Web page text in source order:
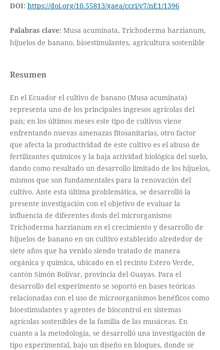
DOI: https://doi.org/10.55813/gaea/ccri/v7/nE1/1396
Palabras clave: Musa acuminata, Trichoderma harzianum,
hijuelos de banano, bioestimulantes, agricultura sostenible
Resumen
En el Ecuador el cultivo de banano (Musa acuminata)
representa uno de los principales ingresos agrícolas del
país; en los últimos meses este tipo de cultivos viene
enfrentando nuevas amenazas fitosanitarias, otro factor
que afecta la productividad de este cultivo es el abuso de
fertilizantes químicos y la baja actividad biológica del suelo,
dando como resultado un desarrollo limitado de los hijuelos,
mismos que son fundamentales para la renovación del
cultivo. Ante esta última problemática, se desarrolló la
presente investigación con el objetivo de evaluar la
influencia de diferentes dosis del microrganismo
Trichoderma harzianum en el crecimiento y desarrollo de
hijuelos de banano en un cultivo establecido alrededor de
siete años que ha venido siendo tratado de manera
orgánica y química, ubicado en el recinto Estero Verde,
cantón Simón Bolívar, provincia del Guayas. Para el
desarrollo del experimento se soportó en bases teóricas
relacionadas con el uso de microorganismos benéficos como
bioestimulantes y agentes de biocontrol en sistemas
agrícolas sostenibles de la familia de las musáceas. En
cuanto a la metodología, se desarrolló una investigación de
tipo experimental, bajo un diseño en bloques, donde se